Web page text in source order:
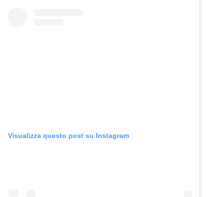
Visualizza questo post su Instagram